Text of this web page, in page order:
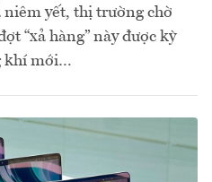
niêm yết, thị trường chờ
“xả hàng” này được kỳ
khí mới…